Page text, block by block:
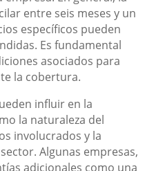
entre seis meses y un
específicos pueden
Es fundamental
asociados para
la cobertura.
influir en la
la naturaleza del
involucrados y la
Algunas empresas,
adicionales como una